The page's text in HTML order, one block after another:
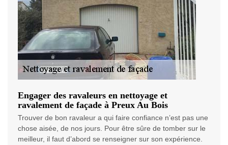
Engager des ravaleurs en nettoyage et
ravalement de façade à Preux Au Bois
Trouver de bon ravaleur a qui faire confiance n’est pas une
chose aisée, de nos jours. Pour être sûre de tomber sur le
meilleur, il faut d’abord se renseigner sur son expérience.